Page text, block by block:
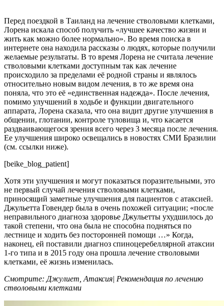
Перед поездкой в ​​Таиланд на лечение стволовыми клетками,
Лорена искала способ получить «лучшее качество жизни и
жить как можно более нормально». Во время поиска в
интернете она находила рассказы о людях, которые получили
желаемые результаты. В то время Лорена не считала лечение
стволовыми клетками доступным так как лечение
происходило за пределами её родной страны и являлось
относительно новым видом лечения, в то же время она
поняла, что это её «единственная надежда». После лечения,
помимо улучшений в ходьбе и функции двигательного
аппарата, Лорена сказала, что она видит другие улучшения в
общении, глотании, контроле туловища и, что касается
раздваивающегося зрения всего через 3 месяца после лечения.
Ее улучшения широко освещались в новостях СМИ Бразилии
(см. ссылки ниже).
[beike_blog_patient]
Хотя эти улучшения и могут показаться поразительными, это
не первый случай лечения стволовыми клетками,
приносящий заметные улучшения для пациентов с атаксией.
Джульетта Говендер была в очень похожей ситуации; «после
неправильного диагноза здоровье Джульетты ухудшилось до
такой степени, что она была не способна подняться по
лестнице и ходить без посторонней помощи …» Когда,
наконец, ей поставили диагноз спиноцеребеллярной атаксии
1-го типа и в 2015 году она прошла лечение стволовыми
клетками, её жизнь изменилась.
Смотрите: Джулиет, Атаксия| Рекомендация по лечению
стволовыми клетками